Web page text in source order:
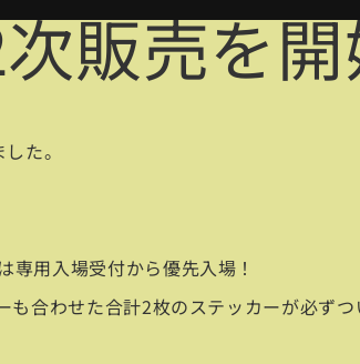
販売を
た。
専用入場受付から優先入場！
合わせた合計2枚のステッカーが必ずつ